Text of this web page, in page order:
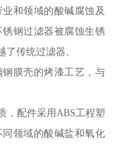
和领域的酸碱腐蚀及
钢过滤器被腐蚀生锈
传统过滤器。
膜壳的烤漆工艺，与
，配件采用ABS工程塑
领域的酸碱盐和氧化